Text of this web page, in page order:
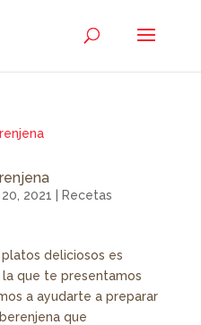
2021
Recetas
deliciosos es
que te presentamos
a ayudarte a preparar
que